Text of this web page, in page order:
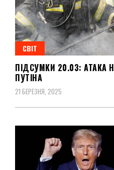
СВІТ
ПІДСУМКИ 20.03: АТАКА
ПУТІНА
21 БЕРЕЗНЯ, 2025